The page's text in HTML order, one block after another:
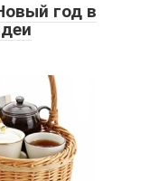
год в